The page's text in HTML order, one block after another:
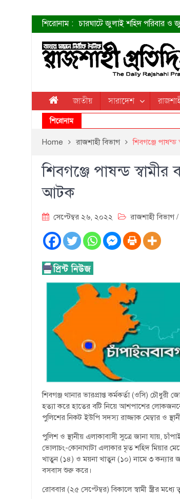
শিরোনাম : চারঘাটে জুলাই শহিদ পরিবার ও
শহীদদের প্রত্যাশা এখনো পূরণ
ত্বক ভালো রাখতে যে ৫ কাজ
জুলাই স্মৃতি জাদুঘরের দুয়ার খুলেছে
শাহরুখের নতুন সিনেমার লুক
কোয়ার্টার ফাইনালে নেইমারের
ডেনিস লিয়ামিন রাশিয়ার ড্রোন
জুলাই শহিদদের আত্মত্যাগ জাতি
জাতীয় সারাদেশ
শিরোনাম
Home রাজশাহী বিভাগ শিবগঞ্জে পাষন্ড
শিবগঞ্জে পাষন্ড
আটক
সেপ্টেম্বর ২৬, ২০২২ রাজশাহী বিভাগ/
শিবগঞ্জ থানার ভারপ্রাপ্ত কর্মকর্তা (ওসি)
হত্যা করে হাতের বটি নিয়ে আশপাশের
পুলিশের নিকট ইউপি সদস্য রাজ্জাক মেম্বার ও
পুলিশ ও স্থানীয় এলাকাবাসী সুত্রে জানা যায়,
ভোলাচং-কোনাঘাটা এলাকার মৃত শহিদ মিয়ার
খাতুন (১৪) ও ময়না খাতুন (১০) নামে ৩ কন্যার
বসবাস শুরু করে।
রোববার (২৫ সেপ্টেম্বর) বিকালে স্বামী স্ত্রীর